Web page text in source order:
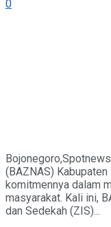
0
(BAZNAS)
komitmennya dalam
masyarakat. Kali ini,
dan Sedekah (ZIS)...